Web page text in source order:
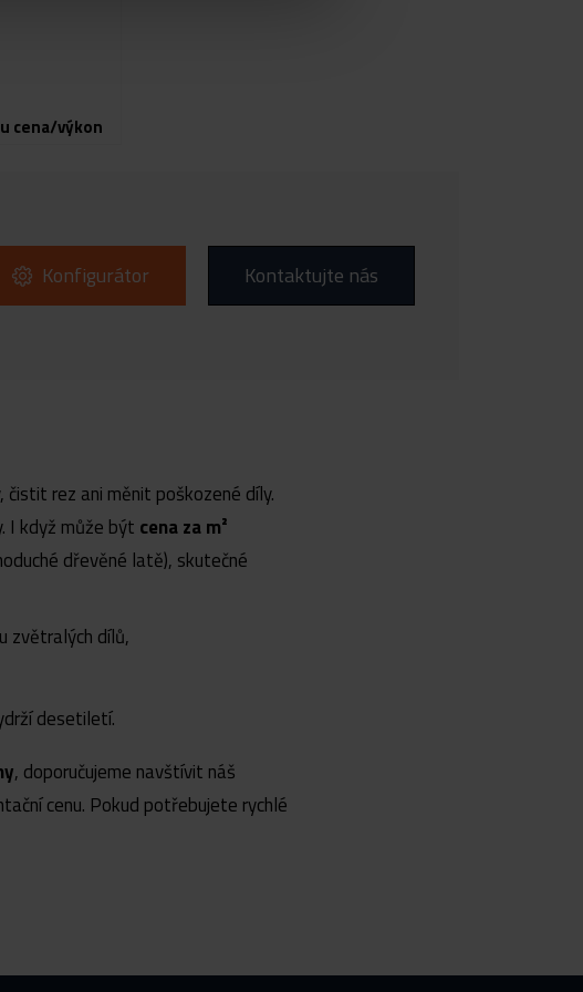
cena/výkon
Konfigurátor Kontaktujte nás
rez ani měnit poškozené díly.
I když může být cena za m²
dřevěné latě), skutečné
zvětralých dílů,
desetiletí.
, doporučujeme navštívit náš
cenu. Pokud potřebujete rychlé